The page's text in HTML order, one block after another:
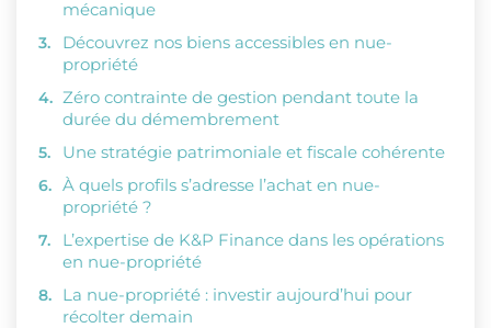
mécanique
Découvrez nos biens accessibles en nue-
propriété
Zéro contrainte de gestion pendant toute la
durée du démembrement
Une stratégie patrimoniale et fiscale cohérente
À quels profils s’adresse l’achat en nue-
propriété ?
L’expertise de K&P Finance dans les opérations
en nue-propriété
La nue-propriété : investir aujourd’hui pour
récolter demain